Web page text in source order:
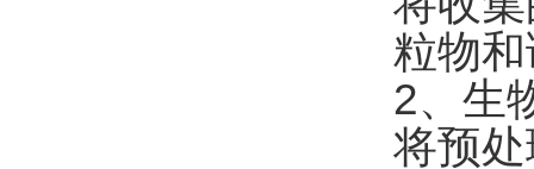
粒物
2、生
将预